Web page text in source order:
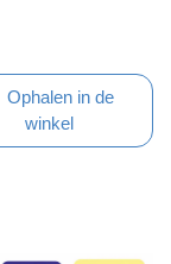
Ophalen in de
winkel